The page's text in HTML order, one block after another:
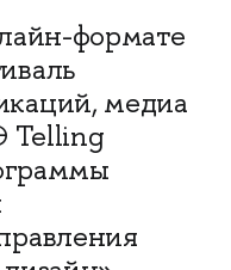
формате
медиа
Telling